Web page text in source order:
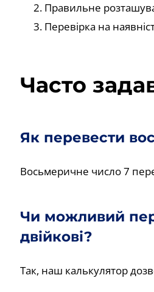
Правильне
Перевірка на
Часто
Як перевести
Восьмеричне число 7
Чи можливий
двійкові?
Так, наш калькулятор